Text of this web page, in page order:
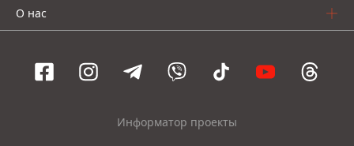
О нас
Информатор проекты